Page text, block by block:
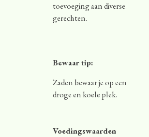
toevoeging aan diverse
gerechten.
Bewaar tip:
Zaden bewaar je op een
droge en koele plek.
Voedingswaarden